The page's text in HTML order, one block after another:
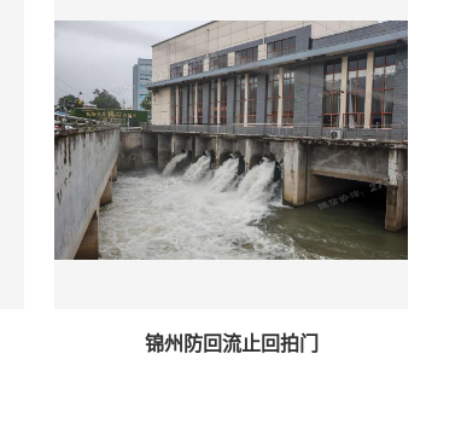
锦州防回流止回拍门